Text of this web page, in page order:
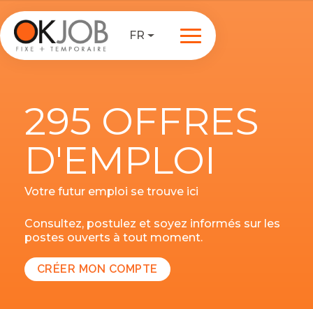
FR
295 OFFRES
D'EMPLOI
Votre futur emploi se trouve ici
Consultez, postulez et soyez informés sur les
postes ouverts à tout moment.
CRÉER MON COMPTE